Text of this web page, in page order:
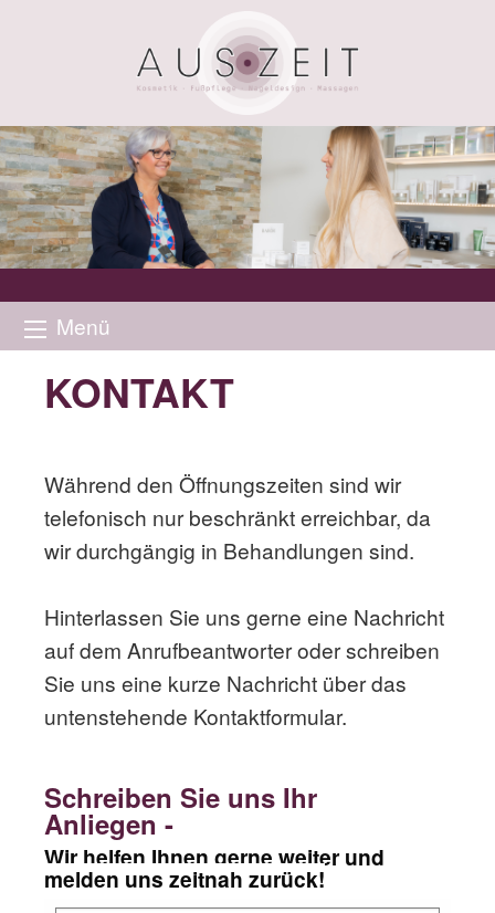
Menü
KONTAKT
Während den Öffnungszeiten sind wir
telefonisch nur beschränkt erreichbar, da
wir durchgängig in Behandlungen sind.
Hinterlassen Sie uns gerne eine Nachricht
auf dem Anrufbeantworter oder schreiben
Sie uns eine kurze Nachricht über das
untenstehende Kontaktformular.
Schreiben Sie uns Ihr
Anliegen -
Wir helfen Ihnen gerne weiter und
melden uns zeitnah zurück!